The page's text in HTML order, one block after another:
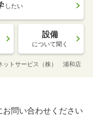
したい
設備
について聞く
ットサービス（株） 浦和店
問い合わせください